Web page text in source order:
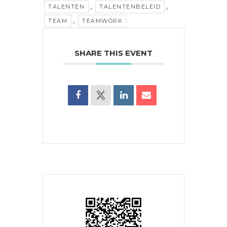
TALENTEN , TALENTENBELEID ,
TEAM , TEAMWORK
SHARE THIS EVENT